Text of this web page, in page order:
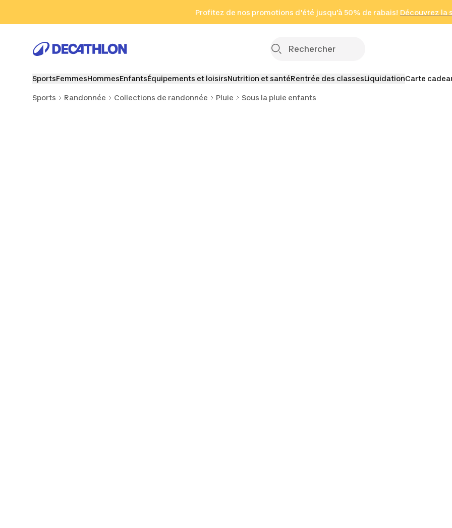
Aller au pied de page
Profitez de nos promotions d'été jusqu'à 50% de rabais! Découvrez la
Cliquez ici
en seulement 2
(Zones sélectionnées)
SportsFemmesHommesEnfantsÉquipements et loisirsNutrition et santéRentrée des classesLiquidationCarte
Sports Randonnée Collections de randonnée Pluie Sous la pluie enfants